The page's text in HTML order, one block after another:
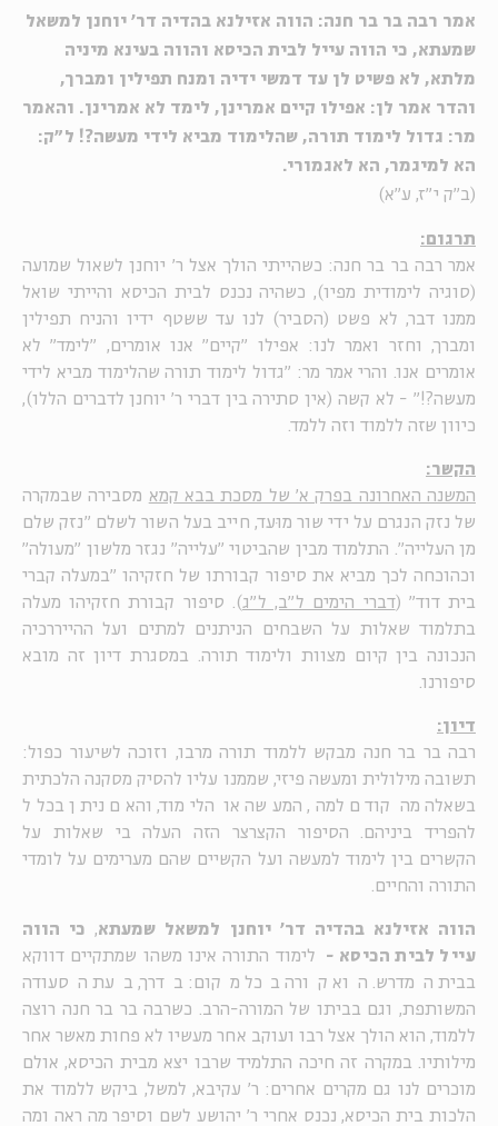
אמר רבה בר בר חנה: הווה אזילנא בהדיה דר' יוחנן למשאל
שמעתא, כי הווה עייל לבית הכיסא והווה בעינא מיניה
מלתא, לא פשיט לן עד דמשי ידיה ומנח תפילין ומברך,
והדר אמר לן: אפילו קיים אמרינן, לימד לא אמרינן. והאמר
מר: גדול לימוד תורה, שהלימוד מביא לידי מעשה?! ל"ק:
הא למיגמר, הא לאגמורי.
(ב"ק י"ז, ע"א)
תרגום:
אמר רבה בר בר חנה: כשהייתי הולך אצל ר' יוחנן לשאול שמועה
(סוגיה לימודית מפיו), כשהיה נכנס לבית הכיסא והייתי שואל
ממנו דבר, לא פשט (הסביר) לנו עד ששטף ידיו והניח תפילין
ומברך, וחזר ואמר לנו: אפילו "קיים" אנו אומרים, "לימד" לא
אומרים אנו. והרי אמר מר: "גדול לימוד תורה שהלימוד מביא לידי
מעשה?!" - לא קשה (אין סתירה בין דברי ר' יוחנן לדברים הללו),
כיוון שזה ללמוד וזה ללמד.
הקשר:
המשנה האחרונה בפרק א' של מסכת בבא קמא מסבירה שבמקרה
של נזק הנגרם על ידי שור מוּעד, חייב בעל השור לשלם "נזק שלם
מן העלייה". התלמוד מבין שהביטוי "עלייה" נגזר מלשון "מעולה"
וכהוכחה לכך מביא את סיפור קבורתו של חזקיהו "במעלה קברי
בית דוד" (דברי הימים ל"ב, ל"ג ). סיפור קבורת חזקיהו מעלה
בתלמוד שאלות על השבחים הניתנים למתים ועל ההייררכיה
הנכונה בין קיום מצוות ולימוד תורה. במסגרת דיון זה מובא
סיפורנו.
דיון:
רבה בר בר חנה מבקש ללמוד תורה מרבו, וזוכה לשיעור כפול:
תשובה מילולית ומעשה פיזי, שממנו עליו להסיק מסקנה הלכתית
בשאלה מה קודם למה, המעשה או הלימוד, והאם ניתן בכלל
להפריד ביניהם. הסיפור הקצרצר הזה העלה בי שאלות על
הקשרים בין לימוד למעשה ועל הקשיים שהם מערימים על לומדי
התורה והחיים.
הווה אזילנא בהדיה דר' יוחנן למשאל שמעתא, כי הווה
עייל לבית הכיסא -
לימוד התורה אינו משהו שמתקיים דווקא
בבית המדרש. הוא קורה בכל מקום: בדרך, בעת הסעודה
המשותפת, וגם בביתו של המורה-הרב. כשרבה בר בר חנה רוצה
ללמוד, הוא הולך אצל רבו ועוקב אחר מעשיו לא פחות מאשר אחר
מילותיו. במקרה זה חיכה התלמיד שרבו יצא מבית הכיסא, אולם
מוכרים לנו גם מקרים אחרים: ר' עקיבא, למשל, ביקש ללמוד את
הלכות בית הכיסא, נכנס אחרי ר' יהושע לשם וסיפר מה ראה ומה